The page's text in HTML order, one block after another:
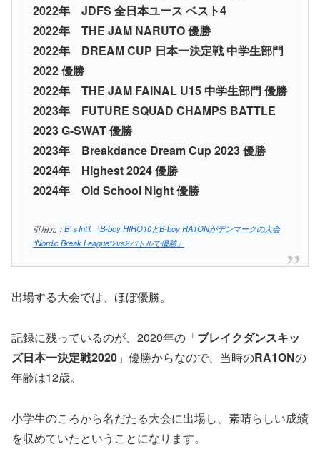
2022年 JDFS 全日本ユース ベスト4
2022年 THE JAM NARUTO 優勝
2022年 DREAM CUP 日本一決定戦 中学生部門
2022 優勝
2022年 THE JAM FAINAL U15 中学生部門 優勝
2023年 FUTURE SQUAD CHAMPS BATTLE
2023 G-SWAT 優勝
2023年 Breakdance Dream Cup 2023 優勝
2024年 Highest 2024 優勝
2024年 Old School Night 優勝
引用元：B’ｓInt’l.「B-boy HIRO10とB-boy RA1ONがデンマークの大会
“Nordic Break League”2vs2バトルで優勝」
出場する大会では、ほぼ優勝。
記録に残っているのが、2020年の「ブレイクダンスキッ
ズ日本一決定戦2020 」優勝からなので、当時のRA1ONの
年齢は12歳。
小学生のころから名だたる大会に出場し、素晴らしい成績
を収めていたということになります。